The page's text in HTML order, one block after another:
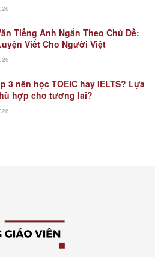
Tiếng Anh Ngắn Theo Chủ Đề:
Viết Cho Người Việt
3 nên học TOEIC hay IELTS? Lựa
hợp cho tương lai?